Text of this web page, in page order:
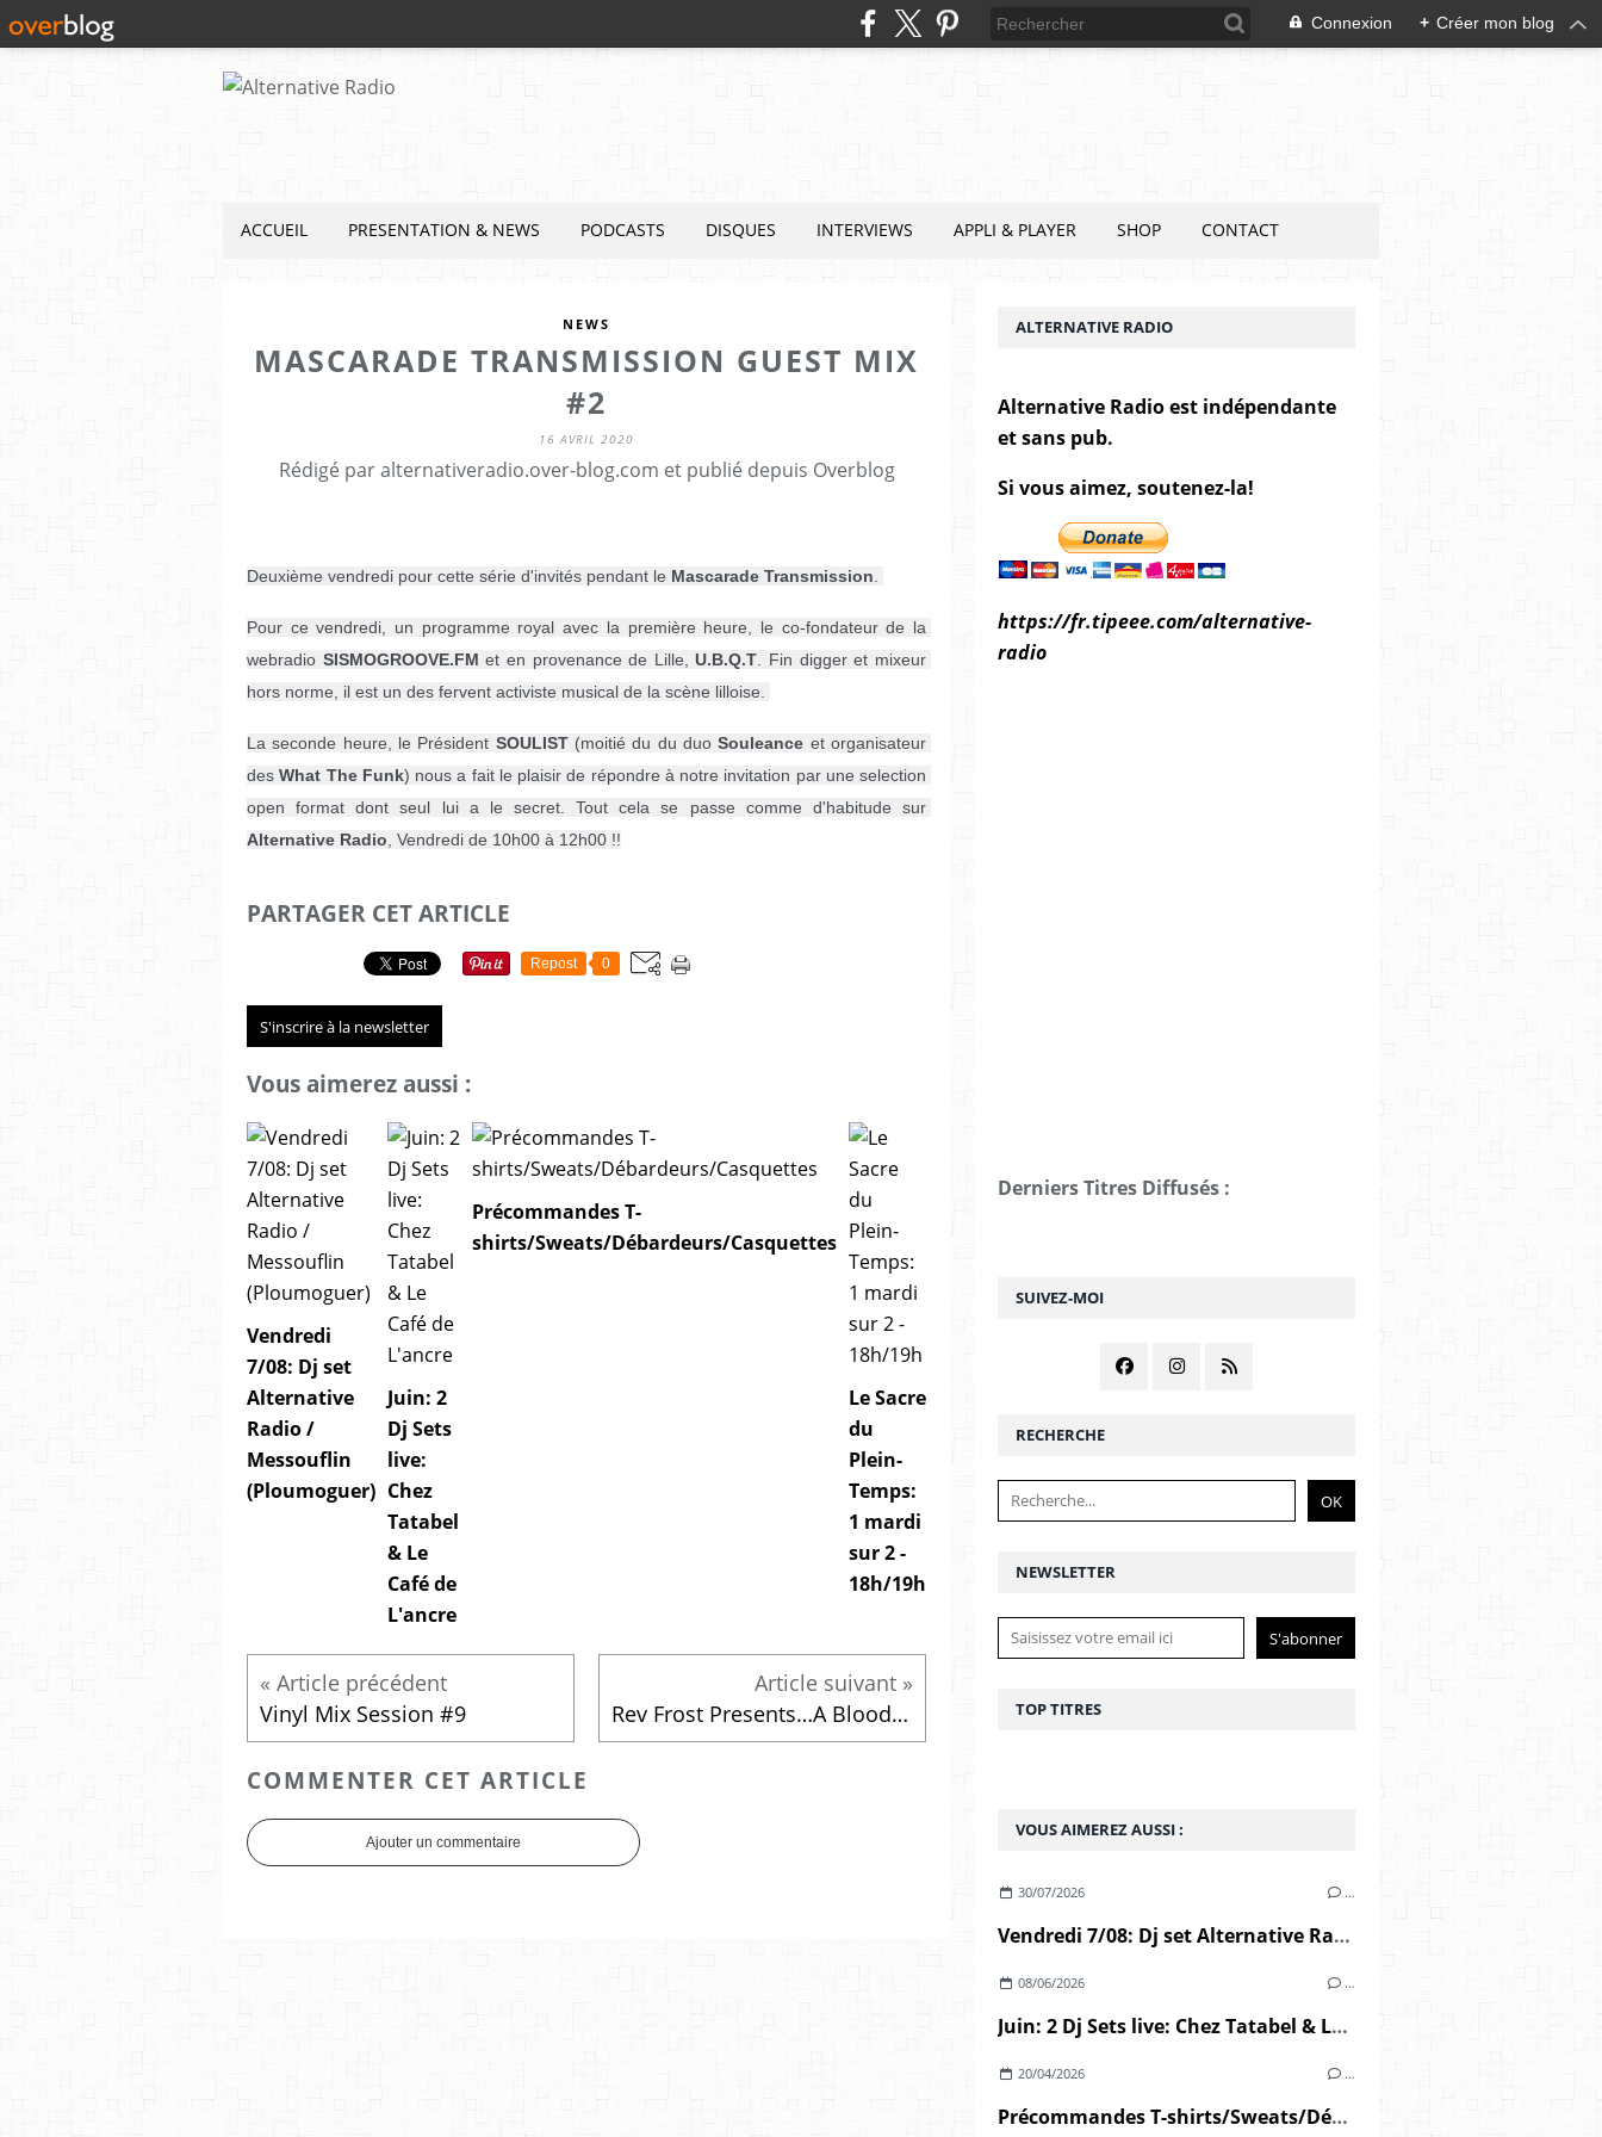
Connexion + Créer mon blog
ACCUEIL PRESENTATION & NEWS PODCASTS DISQUES INTERVIEWS APPLI & PLAYER SHOP CONTACT
NEWS
MASCARADE TRANSMISSION GUEST MIX
#2
16 AVRIL 2020
Rédigé par alternativeradio.over-blog.com et publié depuis Overblog
Deuxième vendredi pour cette série d'invités pendant le Mascarade Transmission
Pour ce vendredi, un programme royal avec la première heure, le co-fondateur de la
webradio SISMOGROOVE.FM et en provenance de Lille, U.B.Q.T . Fin digger et mixeur
hors norme, il est un des fervent activiste musical de la scène lilloise.
La seconde heure, le Président SOULIST (moitié du du duo Souleance et organisateur
des What The Funk) nous a fait le plaisir de répondre à notre invitation par une selection
Alternative Radio , Vendredi de 10h00 à 12h00 !!
PARTAGER CET ARTICLE
Repost 0
S'inscrire à la newsletter
Vous aimerez aussi :
Vendredi
7/08: Dj set
Alternative
Radio /
Messouflin
(Ploumoguer)
Juin: 2
Dj Sets
live:
Chez
Tatabel
& Le
Café de
L'ancre
Précommandes T-
shirts/Sweats/Débardeurs/Casquettes
Le Sacre
du
Plein-
Temps:
1 mardi
sur 2 -
18h/19h
Vinyl Mix Session #9 Rev Frost Presents…A Bloody Halloween Mix Part 3!
COMMENTER CET ARTICLE
Ajouter un commentaire
NEWSLETTER
SUIVEZ-MOI
RECHERCHE
VOUS AIMEREZ AUSSI :
30/07/2026 …
Vendredi 7/08: Dj set Alternative Radio / Messouflin (Ploumoguer)
08/06/2026 …
Juin: 2 Dj Sets live: Chez Tatabel & Le Café de L'ancre
20/04/2026 …
Précommandes T-shirts/Sweats/Débardeurs/Casquettes
ALTERNATIVE RADIO
Alternative Radio est indépendante
et sans pub.
Si vous aimez, soutenez-la!
https://fr.tipeee.com/alternative-
radio
Derniers Titres Diffusés :
TOP TITRES